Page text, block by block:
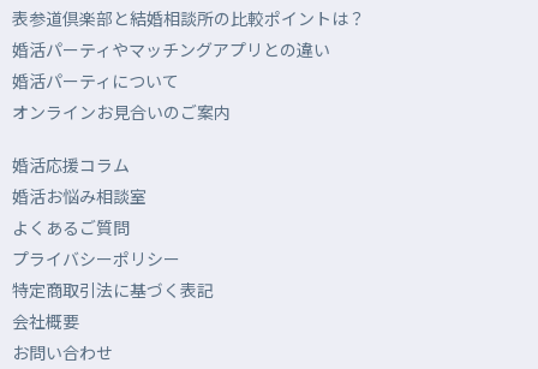
表参道倶楽部と結婚相談所の比較ポイントは？
婚活パーティやマッチングアプリとの違い
婚活パーティについて
オンラインお見合いのご案内
婚活応援コラム
婚活お悩み相談室
よくあるご質問
プライバシーポリシー
特定商取引法に基づく表記
会社概要
お問い合わせ